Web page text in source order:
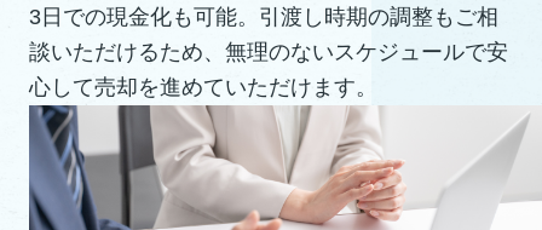
3日での現金化も可能。引渡し時期の調整もご相
談いただけるため、無理のないスケジュールで安
心して売却を進めていただけます。